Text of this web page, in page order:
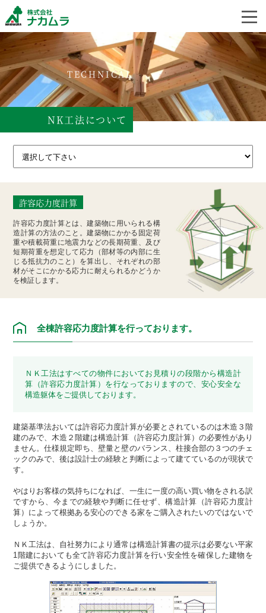
TECHNICAL
NK工法について
許容応力度計算
許容応力度計算とは、建築物に用いられる構
造計算の方法のこと。建築物にかかる固定荷
重や積載荷重に地震力などの長期荷重、及び
短期荷重を想定して応力（部材等の内部に生
じる抵抗力のこと）を算出し、それぞれの部
材がそこにかかる応力に耐えられるかどうか
を検証します。
全棟許容応力度計算を行っております。
ＮＫ工法はすべての物件においてお見積りの段階から構造計
算（許容応力度計算）を行なっておりますので、安心安全な
構造躯体をご提供しております。
建築基準法おいては許容応力度計算が必要とされているのは木造３階
建のみで、木造２階建は構造計算（許容応力度計算）の必要性があり
ません。仕様規定即ち、壁量と壁のバランス、柱接合部の３つのチェ
ックのみで、後は設計士の経験と判断によって建てているのが現状で
す。
やはりお客様の気持ちになれば、一生に一度の高い買い物をされる訳
ですから、今までの経験や判断に任せず、構造計算（許容応力度計
算）によって根拠ある安心のできる家をご購入されたいのではないで
しょうか。
ＮＫ工法は、自社努力により通常は構造計算書の提示は必要ない平家
1階建においても全て許容応力度計算を行い安全性を確保した建物を
ご提供できるようにしました。